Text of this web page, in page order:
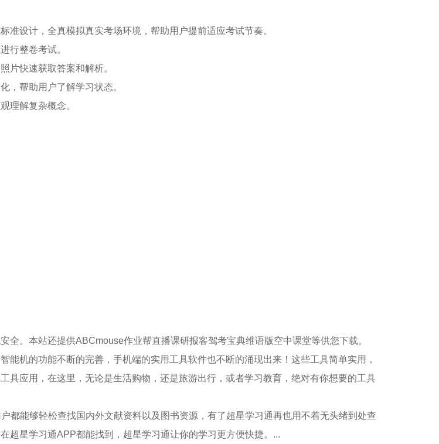
设计，全真模拟真实考场环境，帮助用户提前适应考试节奏。
行整卷考试。
快速获取答案和解析。
帮助用户了解学习状态。
理解复杂概念。
。本站还提供ABCmouse作业帮直播课研报客驾考宝典维语版空中课堂等供您下载。
机的功能不断的完善，手机端的实用工具软件也不断的涌现出来！这些工具简单实用，
具应用，在这里，无论是生活购物，还是旅游出行，或者学习教育，绝对有你想要的工具
能够轻松查找国内外文献资料以及图书资源，有了超星学习通再也用不着无头绪到处查
超星学习通APP都能找到，超星学习通让你的学习更方便快捷。...